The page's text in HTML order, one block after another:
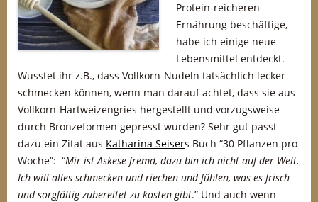
Protein-reicheren
Ernährung beschäftige,
habe ich einige neue
Lebensmittel entdeckt.
Wusstet ihr z.B., dass Vollkorn-Nudeln tatsächlich lecker
schmecken können, wenn man darauf achtet, dass sie aus
Vollkorn-Hartweizengries hergestellt und vorzugsweise
durch Bronzeformen gepresst wurden? Sehr gut passt
dazu ein Zitat aus Katharina Seisers Buch “30 Pflanzen pro
Woche”: “Mir ist Askese fremd, dazu bin ich nicht auf der Welt.
Ich will alles schmecken und riechen und fühlen, was es frisch
und sorgfältig zubereitet zu kosten gibt.” Und auch wenn